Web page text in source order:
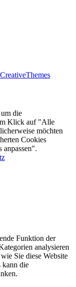
CreativeThemes
die
Klick auf "Alle
möchten
Cookies
anpassen".
Funktion der
analysieren
Sie diese Website
kann die